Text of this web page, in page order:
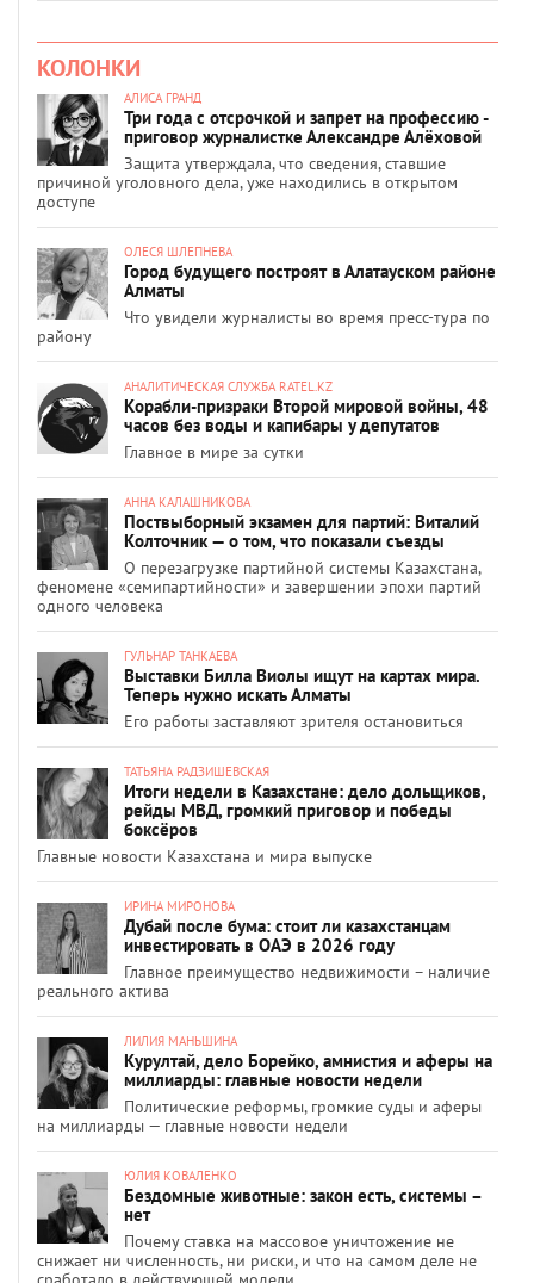
КОЛОНКИ
АЛИСА ГРАНД
Три года с отсрочкой и запрет на профессию -
приговор журналистке Александре Алёховой
Защита утверждала, что сведения, ставшие
причиной уголовного дела, уже находились в открытом
доступе
ОЛЕСЯ ШЛЕПНЕВА
Город будущего построят в Алатауском районе
Алматы
Что увидели журналисты во время пресс-тура по
району
АНАЛИТИЧЕСКАЯ СЛУЖБА RATEL.KZ
Корабли-призраки Второй мировой войны, 48
часов без воды и капибары у депутатов
Главное в мире за сутки
АННА КАЛАШНИКОВА
Поствыборный экзамен для партий: Виталий
Колточник — о том, что показали съезды
О перезагрузке партийной системы Казахстана,
феномене «семипартийности» и завершении эпохи партий
одного человека
ГУЛЬНАР ТАНКАЕВА
Выставки Билла Виолы ищут на картах мира.
Теперь нужно искать Алматы
Его работы заставляют зрителя остановиться
ТАТЬЯНА РАДЗИШЕВСКАЯ
Итоги недели в Казахстане: дело дольщиков,
рейды МВД, громкий приговор и победы
боксёров
Главные новости Казахстана и мира выпуске
ИРИНА МИРОНОВА
Дубай после бума: стоит ли казахстанцам
инвестировать в ОАЭ в 2026 году
Главное преимущество недвижимости – наличие
реального актива
ЛИЛИЯ МАНЬШИНА
Курултай, дело Борейко, амнистия и аферы на
миллиарды: главные новости недели
Политические реформы, громкие суды и аферы
на миллиарды — главные новости недели
ЮЛИЯ КОВАЛЕНКО
Бездомные животные: закон есть, системы –
нет
Почему ставка на массовое уничтожение не
снижает ни численность, ни риски, и что на самом деле не